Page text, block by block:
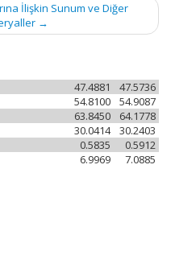
İlişkin Sunum ve Diğer
→
47.5736
47.4881
54.9087
54.8100
64.1778
63.8450
30.2403
30.0414
0.5912
0.5835
7.0885
6.9969